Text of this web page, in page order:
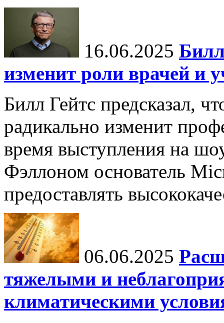
16.06.2025
изменит роли врачей и
Билл Гейтс предсказал,
радикально изменит
время выступления на
Фэллоном основатель
предоставлять
06.06.2025
тяжелыми и
климатическими